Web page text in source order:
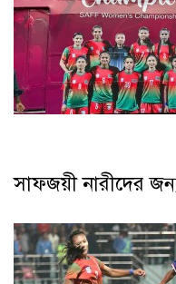
সাফজয়ী নারীদের